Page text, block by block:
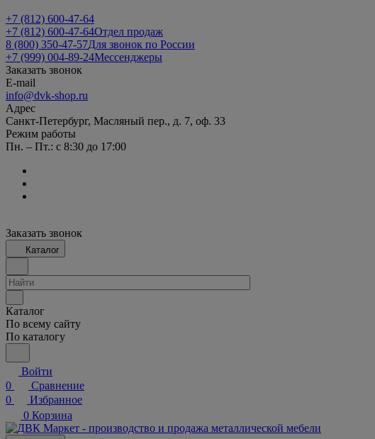
+7 (812) 600-47-64
+7 (812) 600-47-64Отдел продаж
8 (800) 350-47-57Для звонок по России
+7 (999) 004-89-24Мессенджеры
Заказать звонок
E-mail
info@dvk-shop.ru
Адрес
Санкт-Петербург, Масляный пер., д. 7, оф. 33
Режим работы
Пн. – Пт.: с 8:30 до 17:00
Заказать звонок
Каталог
Каталог
По всему сайту
По каталогу
Войти
0
Сравнение
0
Избранное
0 Корзина